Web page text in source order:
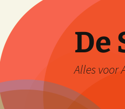
De
Alles voor